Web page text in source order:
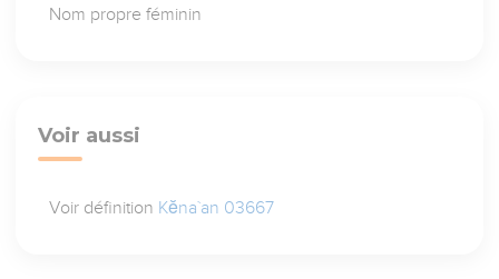
Nom propre féminin
Voir aussi
Voir définition Kĕna`an 03667